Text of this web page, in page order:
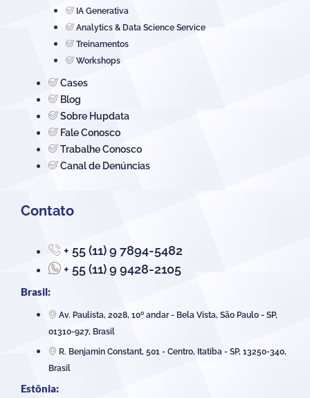
IA Generativa
Analytics & Data Science Service
Treinamentos
Workshops
Cases
Blog
Sobre Hupdata
Fale Conosco
Trabalhe Conosco
Canal de Denúncias
Contato
+ 55 (11) 9 7894-5482
+ 55 (11) 9 9428-2105
Brasil:
Av. Paulista, 2028, 10º andar - Bela Vista, São Paulo - SP,
01310-927, Brasil
R. Benjamin Constant, 501 - Centro, Itatiba - SP, 13250-340,
Brasil
Estônia: